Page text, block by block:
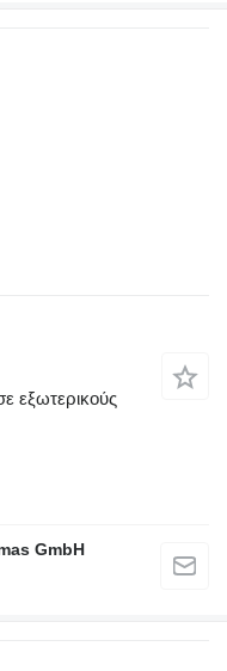
εξωτερικούς
GmbH